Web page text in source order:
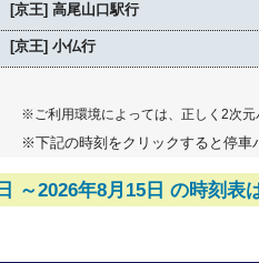
[京王] 高尾山口駅行
[京王] 小仏行
※ご利用環境によっては、正しく2次元
※下記の時刻をクリックすると停車
～2026年8月15日 の時刻表